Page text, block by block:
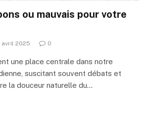
ou mauvais pour votre
avril 2025 0
une place centrale dans notre
suscitant souvent débats et
la douceur naturelle du…